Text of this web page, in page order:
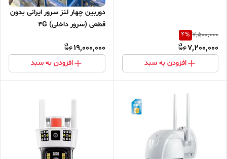
7,500,000
4%
7,200,000
افزودن به سبد
دوربین چهار لنز سرور ایرانی بدون
قطعی (سرور داخلی) 4G
19,000,000
افزودن به سبد